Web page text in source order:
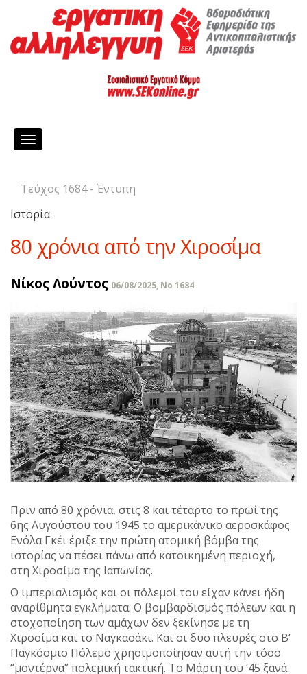
Toggle
Τεύχος 1684 - Έντυπη
Ιστορία
80 χρόνια από την Χιροσίμα
Νίκος Λούντος 06/08/2025, No 1684
Πριν από 80 χρόνια, στις 8 και τέταρτο το πρωί της
6ης Αυγούστου του 1945 το αμερικάνικο αεροσκάφος
Ενόλα Γκέι έριξε την πρώτη ατομική βόμβα της
ιστορίας να πέσει πάνω από κατοικημένη περιοχή,
στη Χιροσίμα της Ιαπωνίας.
Ο ιμπεριαλισμός και οι πόλεμοί του είχαν κάνει ήδη
αναρίθμητα εγκλήματα. Ο βομβαρδισμός πόλεων και η
στοχοποίηση των αμάχων δεν ξεκίνησε με τη
Χιροσίμα και το Ναγκασάκι. Και οι δυο πλευρές στο Β’
Παγκόσμιο Πόλεμο χρησιμοποίησαν αυτή την τόσο
“μοντέρνα” πολεμική τακτική. Το Μάρτη του ‘45 ξανά